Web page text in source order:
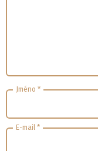
Jméno *
E-mail *